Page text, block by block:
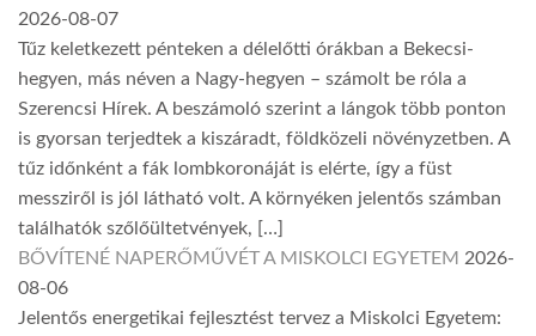
2026-08-07
Tűz keletkezett pénteken a délelőtti órákban a Bekecsi-
hegyen, más néven a Nagy-hegyen – számolt be róla a
Szerencsi Hírek. A beszámoló szerint a lángok több ponton
is gyorsan terjedtek a kiszáradt, földközeli növényzetben. A
tűz időnként a fák lombkoronáját is elérte, így a füst
messziről is jól látható volt. A környéken jelentős számban
találhatók szőlőültetvények, […]
BŐVÍTENÉ NAPERŐMŰVÉT A MISKOLCI EGYETEM 2026-
08-06
Jelentős energetikai fejlesztést tervez a Miskolci Egyetem: